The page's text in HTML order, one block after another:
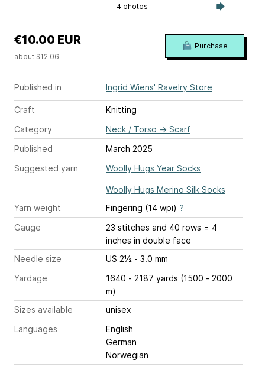
4 photos
Published in Ingrid Wiens' Ravelry Store
Craft
Knitting
Category
Neck / Torso → Scarf
Published
March 2025
Suggested yarn
Woolly Hugs Year Socks
Woolly Hugs Merino Silk Socks
Yarn weight
Fingering (14 wpi) ?
Gauge
23 stitches and 40 rows = 4
inches in double face
Needle size
US 2½ - 3.0 mm
Yardage
1640 - 2187 yards (1500 - 2000
m)
Sizes available
unisex
Languages
English
German
Norwegian
€10.00 EUR
about $12.06
Purchase